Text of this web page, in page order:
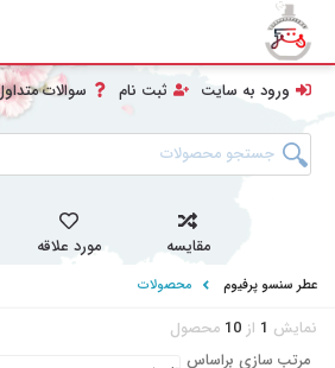
ورود به سایت ثبت نام سوالات
مقایسه مورد علاقه
عطر سنسو پرفیوم محصولات
نمایش 1 از 10 محصول
مرتب سازی براساس